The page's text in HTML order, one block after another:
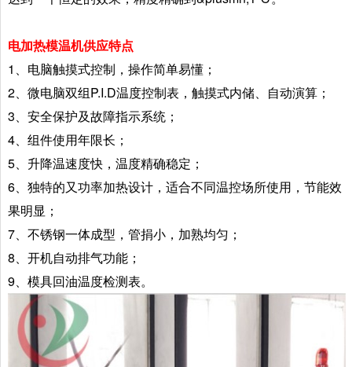
电加热模温机供应特点
1、电脑触摸式控制，操作简单易懂；
2、 微电脑双组P.I.D温度控制表，触摸式内储、自动演算；
3、安全保护及故障指示系统；
4、组件使用年限长；
5、升降温速度快，温度精确稳定；
6、独特的又功率加热设计，适合不同温控场所使用，节能效
果明显；
7、不锈钢一体成型，管捐小，加熟均匀；
8、开机自动排气功能；
9、模具回油温度检测表。